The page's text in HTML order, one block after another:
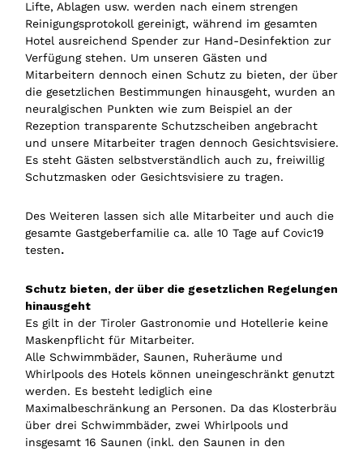
Lifte, Ablagen usw. werden nach einem strengen
Reinigungsprotokoll gereinigt, während im gesamten
Hotel ausreichend Spender zur Hand-Desinfektion zur
Verfügung stehen. Um unseren Gästen und
Mitarbeitern dennoch einen Schutz zu bieten, der über
die gesetzlichen Bestimmungen hinausgeht, wurden an
neuralgischen Punkten wie zum Beispiel an der
Rezeption transparente Schutzscheiben angebracht
und unsere Mitarbeiter tragen dennoch Gesichtsvisiere.
Es steht Gästen selbstverständlich auch zu, freiwillig
Schutzmasken oder Gesichtsvisiere zu tragen.
Des Weiteren lassen sich alle Mitarbeiter und auch die
gesamte Gastgeberfamilie ca. alle 10 Tage auf Covic19
testen.
Schutz bieten, der über die gesetzlichen Regelungen
hinausgeht
Es gilt in der Tiroler Gastronomie und Hotellerie keine
Maskenpflicht für Mitarbeiter.
Alle Schwimmbäder, Saunen, Ruheräume und
Whirlpools des Hotels können uneingeschränkt genutzt
werden. Es besteht lediglich eine
Maximalbeschränkung an Personen. Da das Klosterbräu
über drei Schwimmbäder, zwei Whirlpools und
insgesamt 16 Saunen (inkl. den Saunen in den